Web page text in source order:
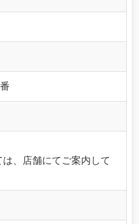
、店舗にてご案内して